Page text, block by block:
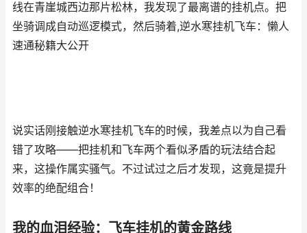
线在青崖城西边那片松林，我发现了最离谱的挂机点。把
坐骑调成自动巡逻模式，然后骑着,逆水寒挂机飞车：懒人
速通秘籍大公开
说实话刚接触逆水寒挂机飞车的时候，我差点以为自己看
错了攻略——把挂机和飞车两个看似矛盾的玩法结合起
来，这操作属实骚气。不过试过之后才发现，这竟是提升
效率的绝配组合！
我的血泪经验：飞车挂机的黄金路线